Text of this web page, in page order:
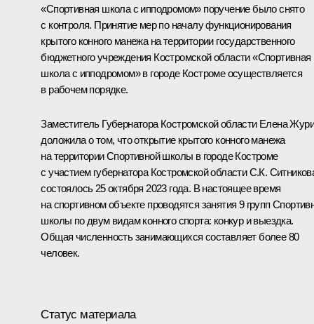
«Спортивная школа с ипподромом» поручение было снято
с контроля. Принятие мер по началу функционирования
крытого конного манежа на территории государственного
бюджетного учреждения Костромской области «Спортивная
школа с ипподромом» в городе Костроме осуществляется
в рабочем порядке.
Заместитель Губернатора Костромской области Елена
доложила о том, что открытие крытого конного манежа
на территории Спортивной школы в городе Костроме
с участием губернатора Костромской области С.К.
состоялось 25 октября 2023 года. В настоящее время
на спортивном объекте проводятся занятия 9 групп
школы по двум видам конного спорта: конкур и выездка.
Общая численность занимающихся составляет более 80
человек.
Статус материала